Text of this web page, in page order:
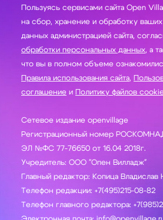
Пользуясь сервисами сайта Open
на сбор, хранение и обработку ваших персональных
данных администрацией сайта,
обработки персональных данных, а
что вы в полном объеме
Правила использования сайта,
соглашение и Политику файлов
Сетевое издание openvillage
Регистрационный номер
ЭЛ №ФС 77-76650 от 16.04 2018г.
Учредитель: ООО "Опен Вилладж"
Главный редактор: Копица Владислав
Телефон редакции: +7(495)215-08-82
Телефон главного редактора: